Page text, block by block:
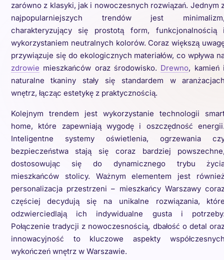
zarówno z klasyki, jak i nowoczesnych rozwiązań. Jednym
najpopularniejszych trendów jest
charakteryzujący się prostotą form, funkcjonalnością
wykorzystaniem neutralnych kolorów. Coraz większą
przywiązuje się do ekologicznych materiałów, co wpływa
zdrowie mieszkańców oraz środowisko. Drewno, kamień
naturalne tkaniny stały się standardem w
wnętrz, łącząc estetykę z praktycznością.
Kolejnym trendem jest wykorzystanie technologii
home, które zapewniają wygodę i oszczędność
Inteligentne systemy oświetlenia, ogrzewania
bezpieczeństwa stają się coraz bardziej
dostosowując się do dynamicznego trybu
mieszkańców stolicy. Ważnym elementem jest
personalizacja przestrzeni – mieszkańcy Warszawy
częściej decydują się na unikalne rozwiązania,
odzwierciedlają ich indywidualne gusta i
Połączenie tradycji z nowoczesnością, dbałość o detal
innowacyjność to kluczowe aspekty
wykończeń wnętrz w Warszawie.